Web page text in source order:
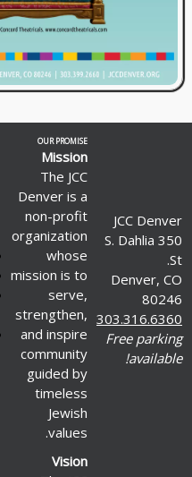
JCC Denver
350 S. Dahlia
St.
Denver, CO
80246
303.316.6360
Free parking
available!
OUR PROMISE
Mission
The JCC
Denver is a
non-profit
organization
whose
mission is to
serve,
strengthen,
and inspire
community
guided by
timeless
Jewish
values.
Vision